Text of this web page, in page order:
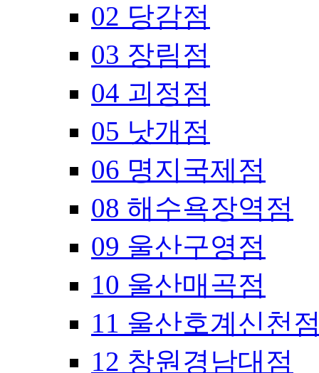
02 당감점
03 장림점
04 괴정점
05 낫개점
06 명지국제점
08 해수욕장역점
09 울산구영점
10 울산매곡점
11 울산호계신천
12 창원경남대점